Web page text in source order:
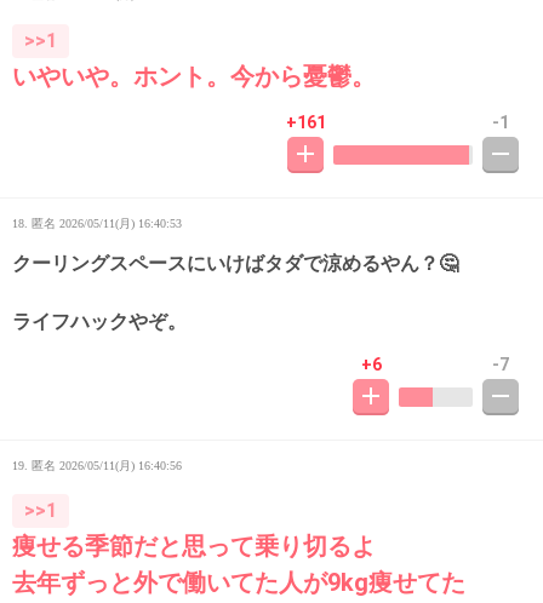
>>1
いやいや。ホント。今から憂鬱。
+161 -1
18. 匿名 2026/05/11(月) 16:40:53
クーリングスペースにいけばタダで涼めるやん？🤔
ライフハックやぞ。
+6 -7
19. 匿名 2026/05/11(月) 16:40:56
>>1
痩せる季節だと思って乗り切るよ
去年ずっと外で働いてた人が9kg痩せてた